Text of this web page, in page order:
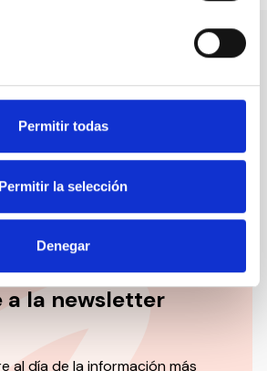
Permitir todas
Permitir la selección
Denegar
en formato audiovisual a un
a la newsletter
al día de la información más